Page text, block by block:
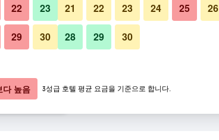
바로 예약
바로 예약 선데이 리조트 마리나 볼프스브루흐 사진
22 23
29 30
21 22 23 24 25 26
28 29 30
다 높음 3성급 호텔 평균 요금을 기준으로 합니다.